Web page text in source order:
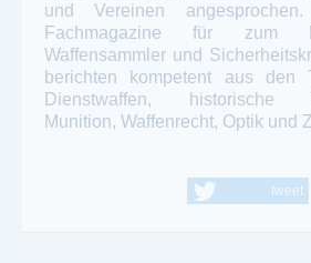
und Vereinen
Fachmagazine für zum
Waffensammler und
berichten kompetent aus den
Dienstwaffen, historische
Munition, Waffenrecht, Optik und
tweet